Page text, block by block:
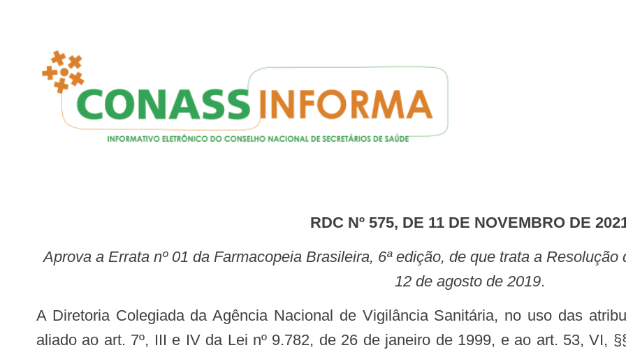
RDC Nº 575, DE 11 DE NOVEMBRO DE
Aprova a Errata nº 01 da Farmacopeia Brasileira, 6ª edição, de que trata a Resolução de Diretoria Colegiada – RDC nº 298, de
12 de agosto de 2019.
A Diretoria Colegiada da Agência Nacional de Vigilância Sanitária, no uso das atribuições que lhe confere o art. 15, III e IV,
aliado ao art. 7º, III e IV da Lei nº 9.782, de 26 de janeiro de 1999, e ao art. 53, VI,